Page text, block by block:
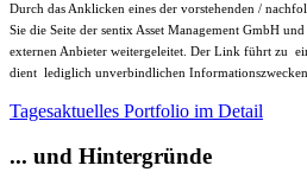
Durch das Anklicken eines der vorstehenden /
Sie die Seite der sentix Asset Management GmbH
externen Anbieter weitergeleitet. Der Link führt zu
dient lediglich unverbindlichen
Tagesaktuelles Portfolio im Detail
... und Hintergründe